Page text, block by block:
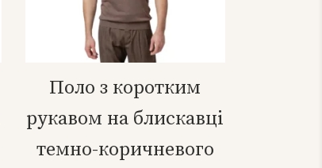
Поло з коротким
рукавом на блискавці
темно-коричневого